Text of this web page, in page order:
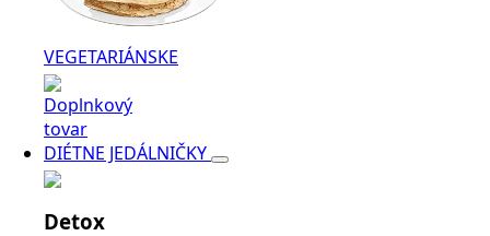
VEGETARIÁNSKE
Doplnkový
tovar
DIÉTNE JEDÁLNIČKY
Detox